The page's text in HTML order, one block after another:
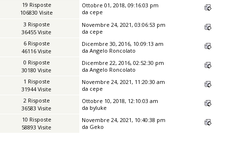
19 Risposte
106830 Visite
Ottobre 01, 2018, 09:16:03 pm
da cepe
3 Risposte
36455 Visite
Novembre 24, 2021, 03:06:53 pm
da cepe
6 Risposte
46116 Visite
Dicembre 30, 2016, 10:09:13 am
da Angelo Roncolato
0 Risposte
30180 Visite
Dicembre 22, 2016, 02:52:30 pm
da Angelo Roncolato
1 Risposte
31944 Visite
Novembre 24, 2021, 11:20:30 am
da cepe
2 Risposte
36583 Visite
Ottobre 10, 2018, 12:10:03 am
da byluke
10 Risposte
58893 Visite
Novembre 24, 2021, 10:40:38 pm
da Geko